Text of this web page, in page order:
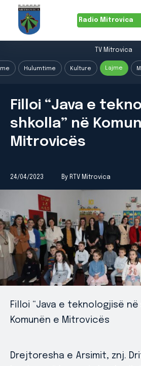
Radio Mitrovica
TV Mitrovica
Hulumtime Kulture Lajme
Filloi “Java e
shkolla” në
Mitrovicës
24/04/2023 By RTV Mitrovica
Filloi “Java e teknologjisë në
Komunën e Mitrovicës
Drejtoresha e Arsimit, znj.